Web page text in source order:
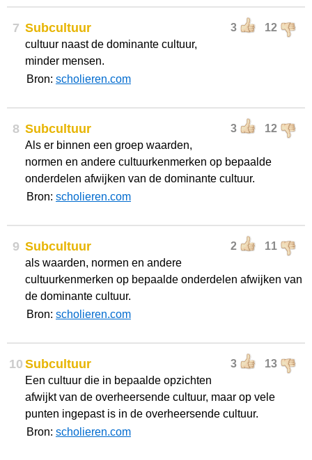
7 3 12
Subcultuur
cultuur naast de dominante cultuur,
minder mensen.
Bron: scholieren.com
8 3 12
Subcultuur
Als er binnen een groep waarden,
normen en andere cultuurkenmerken op bepaalde
onderdelen afwijken van de dominante cultuur.
Bron: scholieren.com
9 2 11
Subcultuur
als waarden, normen en andere
cultuurkenmerken op bepaalde onderdelen afwijken van
de dominante cultuur.
Bron: scholieren.com
10 3 13
Subcultuur
Een cultuur die in bepaalde opzichten
afwijkt van de overheersende cultuur, maar op vele
punten ingepast is in de overheersende cultuur.
Bron: scholieren.com